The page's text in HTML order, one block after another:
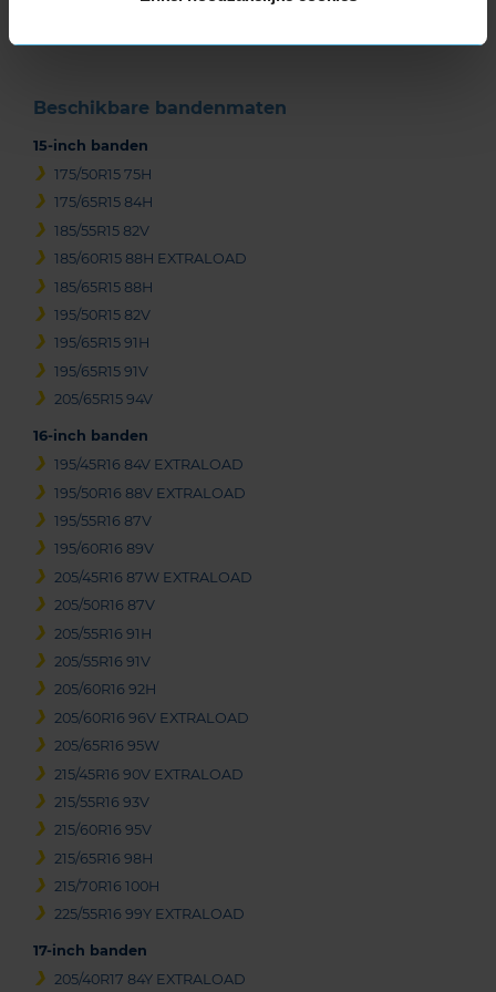
Beschikbare bandenmaten
15-inch banden
175/50R15 75H
175/65R15 84H
185/55R15 82V
185/60R15 88H EXTRALOAD
185/65R15 88H
195/50R15 82V
195/65R15 91H
195/65R15 91V
205/65R15 94V
16-inch banden
195/45R16 84V EXTRALOAD
195/50R16 88V EXTRALOAD
195/55R16 87V
195/60R16 89V
205/45R16 87W EXTRALOAD
205/50R16 87V
205/55R16 91H
205/55R16 91V
205/60R16 92H
205/60R16 96V EXTRALOAD
205/65R16 95W
215/45R16 90V EXTRALOAD
215/55R16 93V
215/60R16 95V
215/65R16 98H
215/70R16 100H
225/55R16 99Y EXTRALOAD
17-inch banden
205/40R17 84Y EXTRALOAD